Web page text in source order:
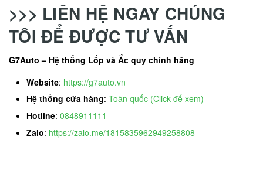
>>> LIÊN HỆ NGAY CHÚNG
TÔI ĐỂ ĐƯỢC TƯ VẤN
G7Auto – Hệ thống Lốp và Ắc quy chính hãng
Website: https://g7auto.vn
Hệ thống cửa hàng: Toàn quốc (Click để xem)
Hotline: 0848911111
Zalo: https://zalo.me/1815835962949258808